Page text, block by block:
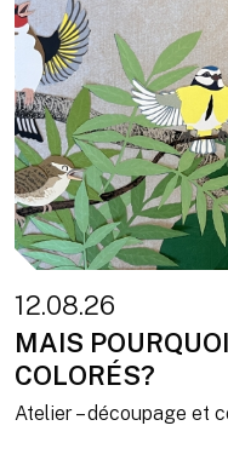
12.08.26
MAIS
COLORÉS?
Atelier – découpage et